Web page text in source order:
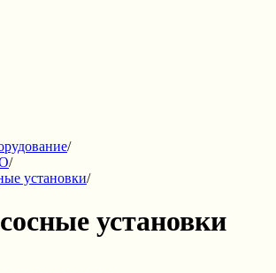
/
/
установки/
установки